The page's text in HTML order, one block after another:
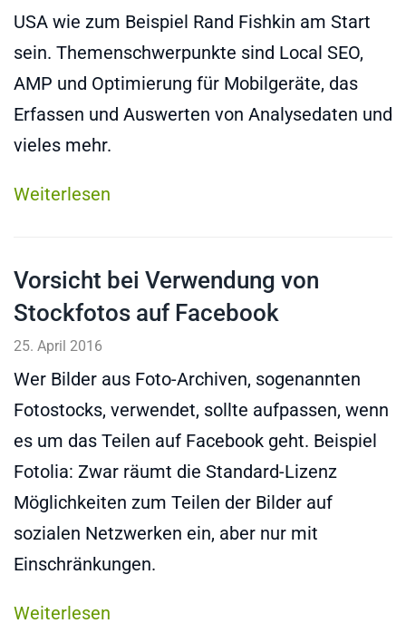
USA wie zum Beispiel Rand Fishkin am Start
sein. Themenschwerpunkte sind Local SEO,
AMP und Optimierung für Mobilgeräte, das
Erfassen und Auswerten von Analysedaten und
vieles mehr.
Weiterlesen
Vorsicht bei Verwendung von
Stockfotos auf Facebook
25. April 2016
Wer Bilder aus Foto-Archiven, sogenannten
Fotostocks, verwendet, sollte aufpassen, wenn
es um das Teilen auf Facebook geht. Beispiel
Fotolia: Zwar räumt die Standard-Lizenz
Möglichkeiten zum Teilen der Bilder auf
sozialen Netzwerken ein, aber nur mit
Einschränkungen.
Weiterlesen